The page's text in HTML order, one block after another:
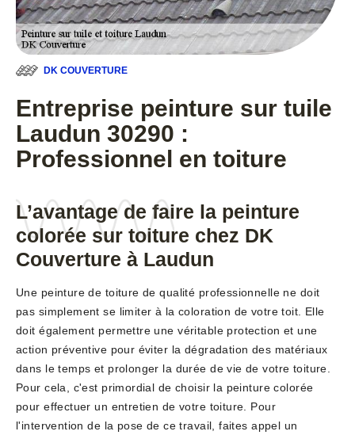
DK COUVERTURE
Entreprise peinture sur tuile
Laudun 30290 :
Professionnel en toiture
L’avantage de faire la peinture
colorée sur toiture chez DK
Couverture à Laudun
Une peinture de toiture de qualité professionnelle ne doit
pas simplement se limiter à la coloration de votre toit. Elle
doit également permettre une véritable protection et une
action préventive pour éviter la dégradation des matériaux
dans le temps et prolonger la durée de vie de votre toiture.
Pour cela, c'est primordial de choisir la peinture colorée
pour effectuer un entretien de votre toiture. Pour
l'intervention de la pose de ce travail, faites appel un